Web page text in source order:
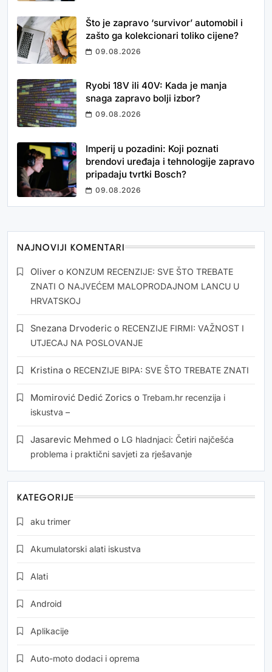
Što je zapravo ‘survivor’ automobil i
zašto ga kolekcionari toliko cijene?
09.08.2026
Ryobi 18V ili 40V: Kada je manja
snaga zapravo bolji izbor?
09.08.2026
Imperij u pozadini: Koji poznati
brendovi uređaja i tehnologije zapravo
pripadaju tvrtki Bosch?
09.08.2026
NAJNOVIJI KOMENTARI
Oliver o KONZUM RECENZIJE: SVE ŠTO TREBATE
ZNATI O NAJVEĆEM MALOPRODAJNOM LANCU U
HRVATSKOJ
Snezana Drvoderic o RECENZIJE FIRMI: VAŽNOST I
UTJECAJ NA POSLOVANJE
Kristina o RECENZIJE BIPA: SVE ŠTO TREBATE ZNATI
Momirović Dedić Zorics o Trebam.hr recenzija i
iskustva –
Jasarevic Mehmed o LG hladnjaci: Četiri najčešća
problema i praktični savjeti za rješavanje
KATEGORIJE
aku trimer
Akumulatorski alati iskustva
Alati
Android
Aplikacije
Auto-moto dodaci i oprema